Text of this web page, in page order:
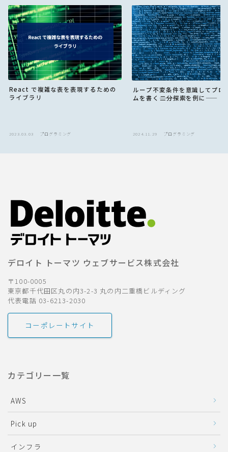
React で複雑な表を表現するための
ライブラリ
2023.03.03 プログラミング
ループ不変条件を意識してプロ
ムを書く―――二分探索を例に――
2024.11.29 プログラミング
デロイト トーマツ ウェブサービス株式会社
〒100-0005
東京都千代田区丸の内3-2-3 丸の内二重橋ビルディング
代表電話 03-6213-2030
コーポレートサイト
カテゴリー一覧
AWS
Pick up
インフラ